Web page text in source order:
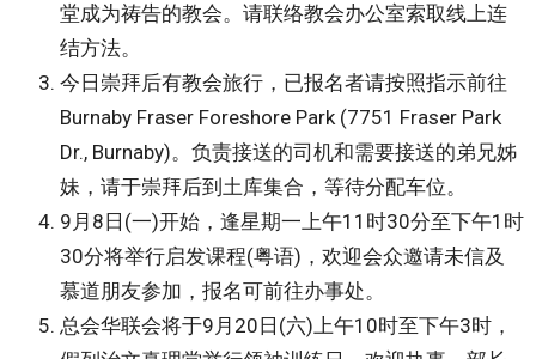
堂成为祷告的教会。请联络教会办公室索取线上连
结方法。
今日崇拜后有教会旅行，已报名者请按照指示前往
Burnaby Fraser Foreshore Park (7751 Fraser Park
Dr., Burnaby)。负责接送的司机和需要接送的弟兄姊
妹，请于崇拜后到土库集合，等待分配车位。
9月8日(一)开始，逢星期一上午11时30分至下午1时
30分将举行启发课程(粤语)，欢迎会众邀请未信及
慕道朋友参加，报名可前往办事处。
总会华联会将于9月20日(六)上午10时至下午3时，